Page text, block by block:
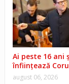
Ai peste 16 ani
înființează
august 06, 2026